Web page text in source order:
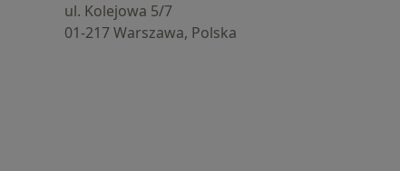
ul. Kolejowa 5/7
01-217 Warszawa, Polska